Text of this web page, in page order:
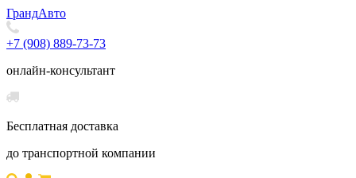
ГрандАвто
+7 (908) 889-73-73
онлайн-консультант
Бесплатная доставка
до транспортной компании